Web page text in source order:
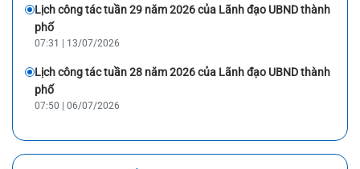
Lịch công tác tuần 29 năm 2026 của Lãnh đạo UBND thành
phố
07:31 | 13/07/2026
Lịch công tác tuần 28 năm 2026 của Lãnh đạo UBND thành
phố
07:50 | 06/07/2026